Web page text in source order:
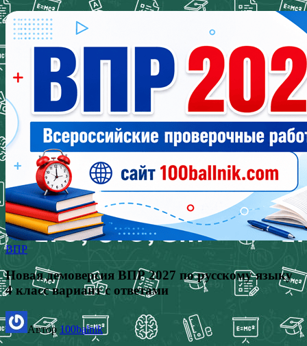
ВПР
Новая демоверсия ВПР 2027 по русскому языку
4 класс вариант с ответами
Автор 100balnik